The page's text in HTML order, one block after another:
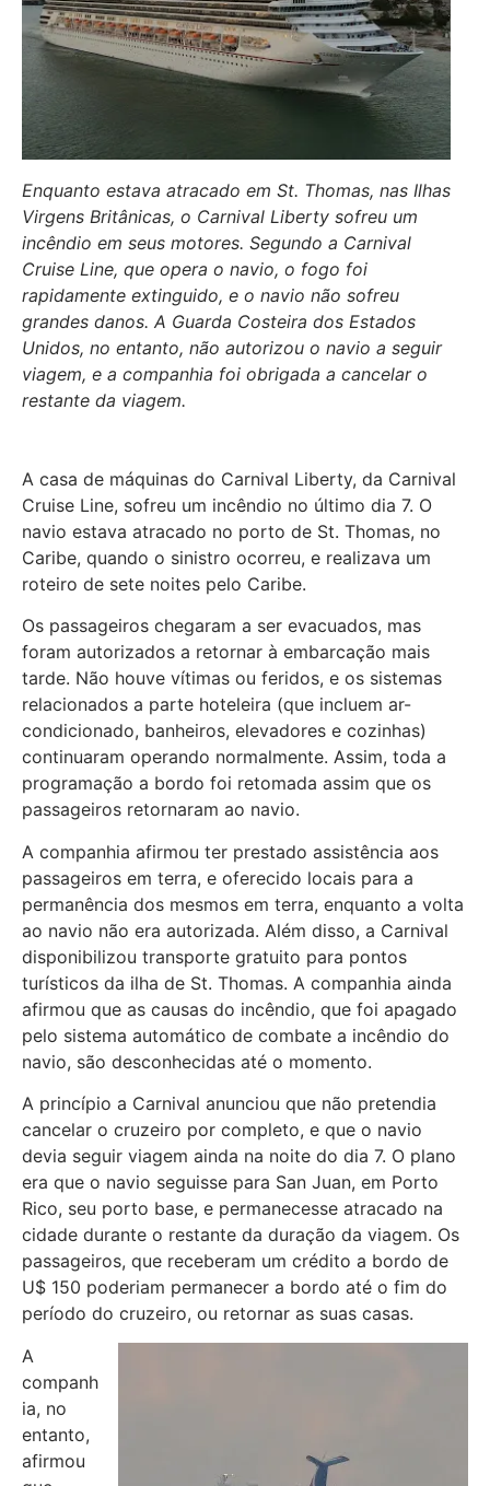
Enquanto estava atracado em St. Thomas, nas Ilhas
Virgens Britânicas, o Carnival Liberty sofreu um
incêndio em seus motores. Segundo a Carnival
Cruise Line, que opera o navio, o fogo foi
rapidamente extinguido, e o navio não sofreu
grandes danos. A Guarda Costeira dos Estados
Unidos, no entanto, não autorizou o navio a seguir
viagem, e a companhia foi obrigada a cancelar o
restante da viagem.
A casa de máquinas do Carnival Liberty, da Carnival
Cruise Line, sofreu um incêndio no último dia 7. O
navio estava atracado no porto de St. Thomas, no
Caribe, quando o sinistro ocorreu, e realizava um
roteiro de sete noites pelo Caribe.
Os passageiros chegaram a ser evacuados, mas
foram autorizados a retornar à embarcação mais
tarde. Não houve vítimas ou feridos, e os sistemas
relacionados a parte hoteleira (que incluem ar-
condicionado, banheiros, elevadores e cozinhas)
continuaram operando normalmente. Assim, toda a
programação a bordo foi retomada assim que os
passageiros retornaram ao navio.
A companhia afirmou ter prestado assistência aos
passageiros em terra, e oferecido locais para a
permanência dos mesmos em terra, enquanto a volta
ao navio não era autorizada. Além disso, a Carnival
disponibilizou transporte gratuito para pontos
turísticos da ilha de St. Thomas. A companhia ainda
afirmou que as causas do incêndio, que foi apagado
pelo sistema automático de combate a incêndio do
navio, são desconhecidas até o momento.
A princípio a Carnival anunciou que não pretendia
cancelar o cruzeiro por completo, e que o navio
devia seguir viagem ainda na noite do dia 7. O plano
era que o navio seguisse para San Juan, em Porto
Rico, seu porto base, e permanecesse atracado na
cidade durante o restante da duração da viagem. Os
passageiros, que receberam um crédito a bordo de
U$ 150 poderiam permanecer a bordo até o fim do
período do cruzeiro, ou retornar as suas casas.
A
companh
ia, no
entanto,
afirmou